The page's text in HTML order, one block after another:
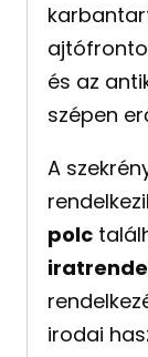
és az
szépen
A
polc
irodai